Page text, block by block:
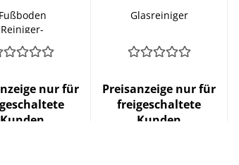
Fußboden
Reiniger-
nur für
Kunden
Glasreiniger
Preisanzeige nur für
freigeschaltete
Kunden